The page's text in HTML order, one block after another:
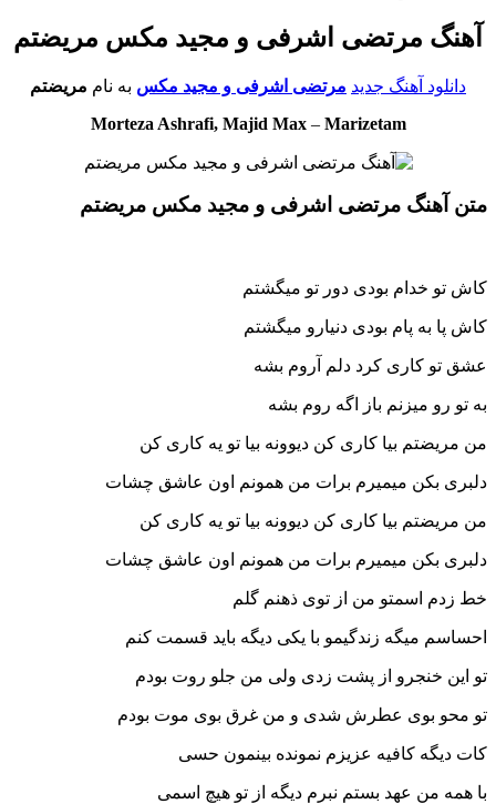
آهنگ مرتضی اشرفی و مجید مکس مریضتم
دانلود آهنگ جدید مرتضی اشرفی و مجید مکس به نام مریضتم
Morteza Ashrafi, Majid Max– Marizetam
متن آهنگ مرتضی اشرفی و مجید مکس مریضتم
کاش تو خدام بودى دور تو میگشتم
کاش پا به پام بودى دنیارو میگشتم
عشق تو کارى کرد دلم آروم بشه
به تو رو میزنم باز اگه روم بشه
من مریضتم بیا کارى کن دیوونه بیا تو یه کارى کن
دلبرى بکن میمیرم برات من همونم اون عاشق چشات
من مریضتم بیا کارى کن دیوونه بیا تو یه کارى کن
دلبرى بکن میمیرم برات من همونم اون عاشق چشات
خط زدم اسمتو من از توی ذهنم گلم
احساسم میگه زندگیمو با یکی دیگه باید قسمت کنم
تو این خنجرو از پشت زدی ولی من جلو روت بودم
تو محو بوی عطرش شدی و من غرق بوی موت بودم
کات دیگه کافیه عزیزم نمونده بینمون حسی
با همه من عهد بستم نبرم دیگه از تو هیچ اسمی